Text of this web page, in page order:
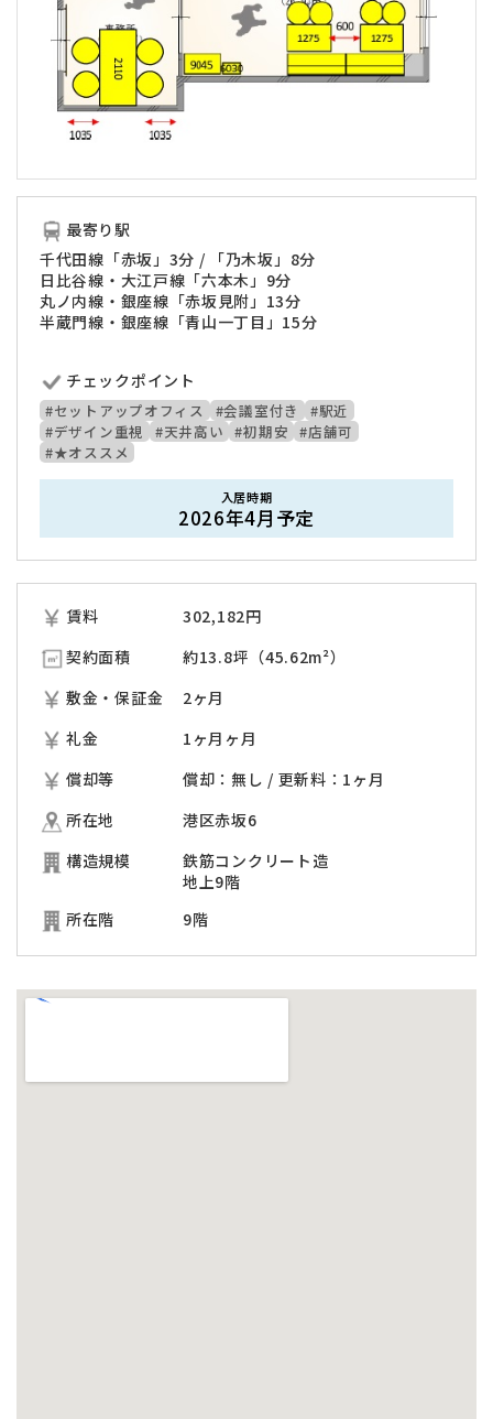
最寄り駅
千代田線「赤坂」3分 / 「乃木坂」8分
日比谷線・大江戸線「六本木」9分
丸ノ内線・銀座線「赤坂見附」13分
半蔵門線・銀座線「青山一丁目」15分
チェックポイント
#セットアップオフィス #会議室付き
#駅近
#デザイン重視
#天井高い #初期安 #店舗可
#★オススメ
入居時期
2026年4月予定
賃料 302,182円
契約面積
約13.8坪（45.62m²）
敷金・保証金
2ヶ月
礼金
1ヶ月ヶ月
償却等
償却：無し / 更新料：1ヶ月
所在地
港区赤坂6
構造規模
鉄筋コンクリート造
地上9階
所在階
9階